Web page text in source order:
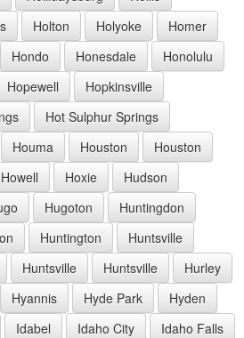
Holton Holyoke
Homer
Hondo Honesdale
Honolulu
Hopewell
Hopkinsville
Hot Sulphur Springs
Houma Houston
Houston
Howell Hoxie
Hudson
Hugoton
Huntingdon
Huntington
Huntsville
Huntsville Huntsville
Hurley
Hyannis Hyde Park
Hyden
Idabel Idaho City
Idaho Falls